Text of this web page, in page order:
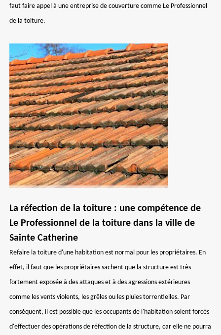
faut faire appel à une entreprise de couverture comme Le Professionnel
de la toiture.
La réfection de la toiture : une compétence de
Le Professionnel de la toiture dans la ville de
Sainte Catherine
Refaire la toiture d'une habitation est normal pour les propriétaires. En
effet, il faut que les propriétaires sachent que la structure est très
fortement exposée à des attaques et à des agressions extérieures
comme les vents violents, les grêles ou les pluies torrentielles. Par
conséquent, il est possible que les occupants de l'habitation soient forcés
d'effectuer des opérations de réfection de la structure, car elle ne pourra